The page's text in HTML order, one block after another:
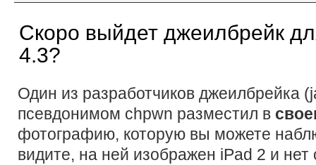
Скоро выйдет джеилбрейк
4.3?
Один из разработчиков джеилбрейка
псевдонимом chpwn разместил в
фотографию, которую вы можете
видите, на ней изображен iPad 2 и